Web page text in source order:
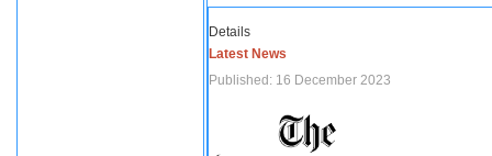
Details
Latest News
Published: 16 December 2023